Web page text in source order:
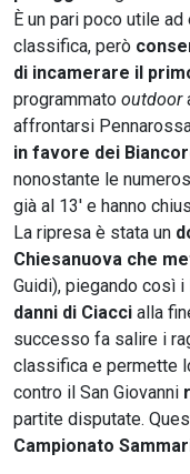
È un pari poco utile
classifica, però
di incamerare il
programmato outdoor
affrontarsi
in favore dei
nonostante le
già al 13' e hanno
La ripresa è stata un
Chiesanuova che
Guidi), piegando così
danni di Ciacci alla
successo fa salire i
classifica e permette
contro il San Giovanni
partite disputate.
Campionato